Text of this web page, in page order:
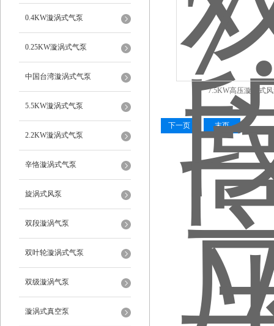
0.4KW漩涡式气泵
0.25KW漩涡式气泵
中国台湾漩涡式气泵
5.5KW漩涡式气泵
2.2KW漩涡式气泵
辛恪漩涡式气泵
旋涡式风泵
双段漩涡气泵
双叶轮漩涡式气泵
双级漩涡气泵
漩涡式真空泵
7.5KW高压漩涡式
下一页 末页